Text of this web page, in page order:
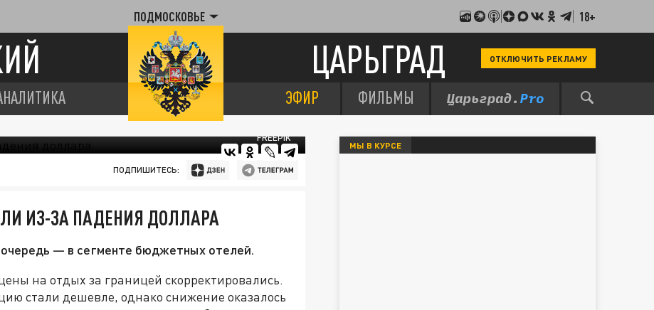
ПОДМОСКОВЬЕ 18+
ЦАРЬГРАД ОТКЛЮЧИТЬ РЕКЛАМУ
ЭФИР ФИЛЬМЫ
FREEPIK
ПОДПИШИТЕСЬ:
ИЗ-ЗА ПАДЕНИЯ ДОЛЛАРА
— в сегменте бюджетных отелей.
на отдых за границей скорректировались.
стали дешевле, однако снижение оказалось
МЫ В КУРСЕ